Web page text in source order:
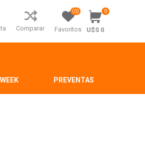
Comparar Favoritos
(0) 0
U$S 0
PREVENTAS